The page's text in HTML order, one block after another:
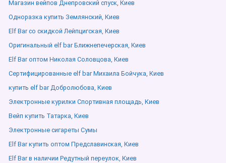
Магазин вейпов Днепровский спуск, Киев
Одноразка купить Землянский, Киев
Elf Bar со скидкой Лейпцигская, Киев
Оригинальный elf bar Ближнепечерская, Киев
Elf Bar оптом Николая Соловцова, Киев
Сертифицированные elf bar Михаила Бойчука, Киев
купить elf bar Добролюбова, Киев
Электронные курилки Спортивная площадь, Киев
Вейп купить Татарка, Киев
Электронные сигареты Сумы
Elf Bar купить оптом Предславинская, Киев
Elf Bar в наличии Редутный переулок, Киев